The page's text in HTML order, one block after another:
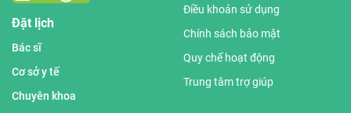
Đặt lịch
Bác sĩ
Cơ sở y tế
Chuyên khoa
Điều khoản sử dụng
Chính sách bảo mật
Quy chế hoạt động
Trung tâm trợ giúp